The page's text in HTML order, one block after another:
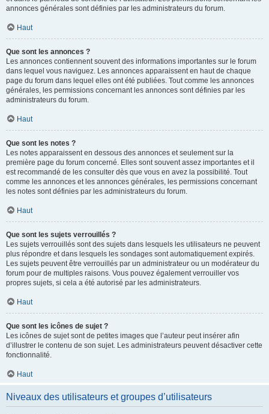
annonces générales sont définies par les administrateurs du forum.
Haut
Que sont les annonces ?
Les annonces contiennent souvent des informations importantes sur le forum
dans lequel vous naviguez. Les annonces apparaissent en haut de chaque
page du forum dans lequel elles ont été publiées. Tout comme les annonces
générales, les permissions concernant les annonces sont définies par les
administrateurs du forum.
Haut
Que sont les notes ?
Les notes apparaissent en dessous des annonces et seulement sur la
première page du forum concerné. Elles sont souvent assez importantes et il
est recommandé de les consulter dès que vous en avez la possibilité. Tout
comme les annonces et les annonces générales, les permissions concernant
les notes sont définies par les administrateurs du forum.
Haut
Que sont les sujets verrouillés ?
Les sujets verrouillés sont des sujets dans lesquels les utilisateurs ne peuvent
plus répondre et dans lesquels les sondages sont automatiquement expirés.
Les sujets peuvent être verrouillés par un administrateur ou un modérateur du
forum pour de multiples raisons. Vous pouvez également verrouiller vos
propres sujets, si cela a été autorisé par les administrateurs.
Haut
Que sont les icônes de sujet ?
Les icônes de sujet sont de petites images que l’auteur peut insérer afin
d’illustrer le contenu de son sujet. Les administrateurs peuvent désactiver cette
fonctionnalité.
Haut
Niveaux des utilisateurs et groupes d’utilisateurs